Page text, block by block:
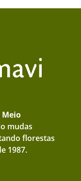
Meio
mudas
florestas
1987.